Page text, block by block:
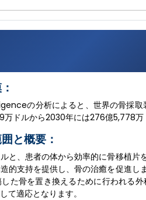
の分析によると、世界の骨採取
ドルから2030年には276億5,778万
と概要：
と、患者の体から効率的に骨移植
的支持を提供し、骨の治癒を促進
た骨を置き換えるために行われる
て適応となります。